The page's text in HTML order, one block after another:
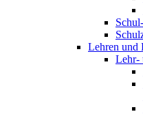
Lehren und
Lehr-